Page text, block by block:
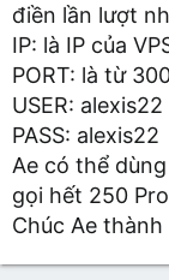
điền lần lượt
IP: là IP của
PORT: là từ
USER: alexis22
PASS: alexis22
Ae có thể
gọi hết 250
Chúc Ae